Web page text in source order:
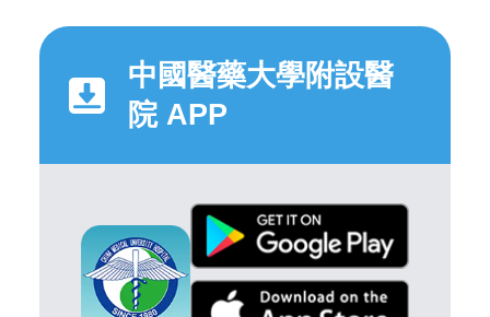
中國醫藥大學附設醫
院 APP